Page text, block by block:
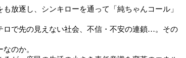
放逐し、シンキローを通って「純ちゃんコール」
で先の見えない社会、不信・不安の連鎖…。その
のか。